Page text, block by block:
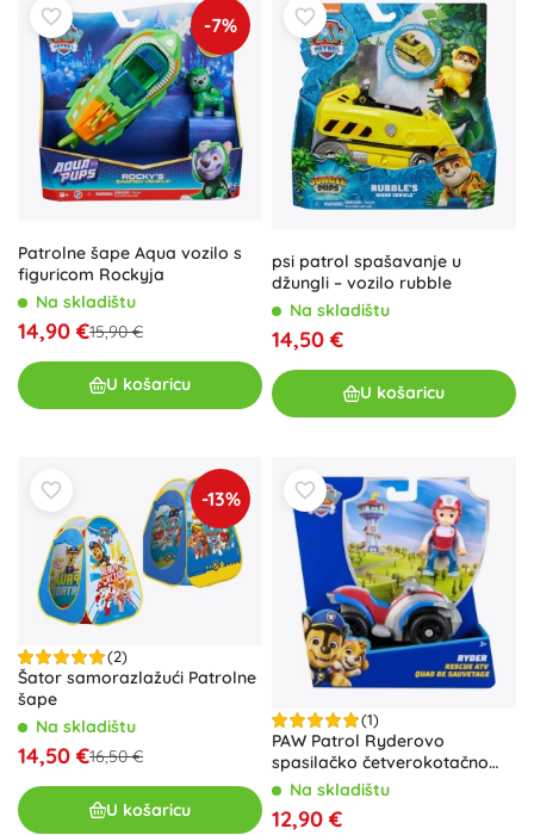
-7%
Patrolne šape Aqua vozilo s
figuricom Rockyja
Na skladištu
14,90 €15,90 €
U košaricu
psi patrol spašavanje u
džungli – vozilo rubble
Na skladištu
14,50 €
U košaricu
-13%
(2)
Šator samorazlažući Patrolne
šape
Na skladištu
14,50 €16,50 €
U košaricu
(1)
PAW Patrol Ryderovo
spasilačko četverokotačno
vozilo
Na skladištu
12,90 €